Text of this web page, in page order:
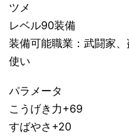
ツメ
レベル90装備
装備可能職業：武闘家
使い
パラメータ
こうげき力+69
すばやさ+20